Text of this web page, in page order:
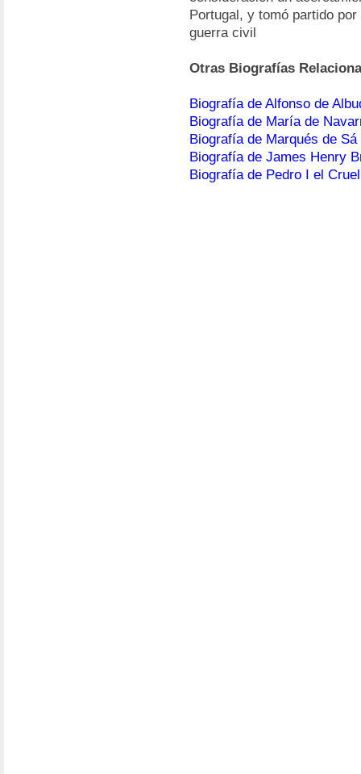
Portugal, y tomó partido
guerra civil
Otras Biografías
Biografía de Alfonso de
Biografía de María de
Biografía de Marqués de Sá
Biografía de James Henry
Biografía de Pedro I el Cruel